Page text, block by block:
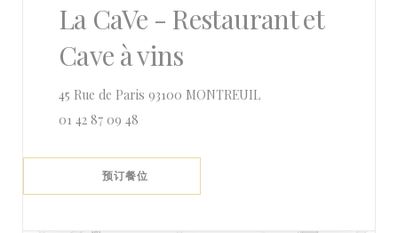
La CaVe - Restaurant et
Cave à vins
45 Rue de Paris 93100 MONTREUIL((在新窗口中打开))
01 42 87 09 48
预订餐位